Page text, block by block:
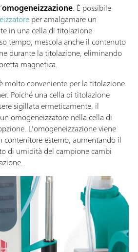
omogeneizzazione. È possibile
per amalgamare un
in una cella di titolazione
tempo, mescola anche il contenuto
durante la titolazione, eliminando
magnetica.
molto conveniente per la titolazione
Poiché una cella di titolazione
sigillata ermeticamente, il
omogeneizzatore nella cella di
L'omogeneizzazione viene
contenitore esterno, aumentando il
di umidità del campione cambi